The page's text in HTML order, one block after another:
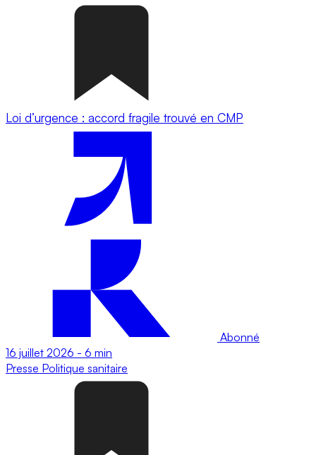
Loi d’urgence : accord fragile trouvé en CMP
Abonné
16 juillet 2026 - 6 min
Presse Politique sanitaire